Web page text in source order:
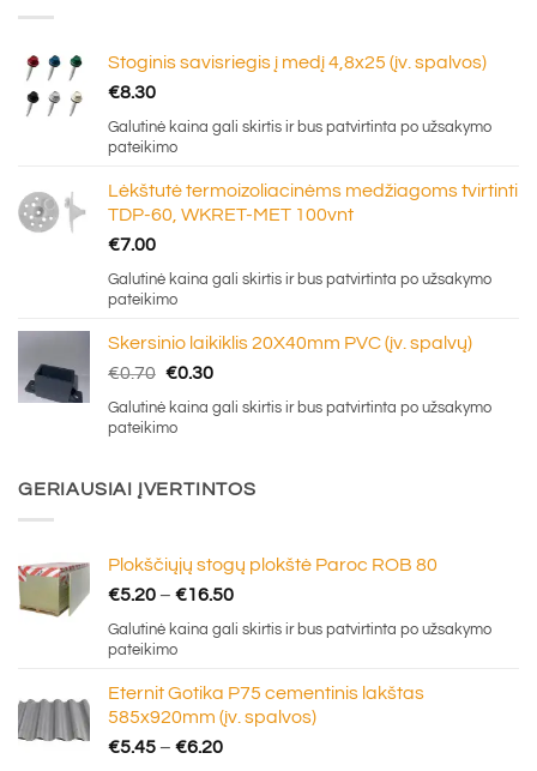
Stoginis savisriegis į medį 4,8x25 (įv. spalvos)
€8.30
Galutinė kaina gali skirtis ir bus patvirtinta po užsakymo
pateikimo
Lėkštutė termoizoliacinėms medžiagoms tvirtinti
TDP-60, WKRET-MET 100vnt
€7.00
Galutinė kaina gali skirtis ir bus patvirtinta po užsakymo
pateikimo
Skersinio laikiklis 20X40mm PVC (įv. spalvų)
€0.70 Original
price
was:
€0.30Current
price
is:
Galutinė kaina gali skirtis ir bus patvirtinta po užsakymo
pateikimo
GERIAUSIAI ĮVERTINTOS
Plokščiųjų stogų plokštė Paroc ROB 80
€5.20 – €16.50Price
range:
€16.50
Galutinė kaina gali skirtis ir bus patvirtinta po užsakymo
pateikimo
Eternit Gotika P75 cementinis lakštas
585x920mm (įv. spalvos)
€5.45 – €6.20Price